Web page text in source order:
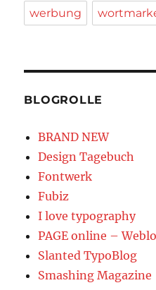
werbung
BLOGROLLE
BRAND NEW
Design Tagebuch
Fontwerk
Fubiz
I love typography
PAGE online –
Slanted TypoBlog
Smashing Magazine